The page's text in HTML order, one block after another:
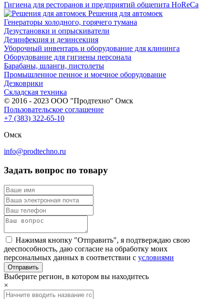
Гигиена для ресторанов и предприятий общепита HoReCa
Решения для автомоек
Генераторы холодного, горячего тумана
Дезустановки и опрыскиватели
Дезинфекция и дезинсекция
Уборочный инвентарь и оборудование для клининга
Оборудование для гигиены персонала
Барабаны, шланги, пистолеты
Промышленное пенное и моечное оборудование
Дезковрики
Складская техника
© 2016 - 2023 ООО "Продтехно" Омск
Пользовательское соглашение
+7 (383) 322-65-10
Омск
info@prodtechno.ru
Задать вопрос по товару
Нажимая кнопку "Отправить", я подтверждаю свою
дееспособность, даю согласие на обработку моих
персональных данных в соответствии с условиями
Выберите регион, в котором вы находитесь
×